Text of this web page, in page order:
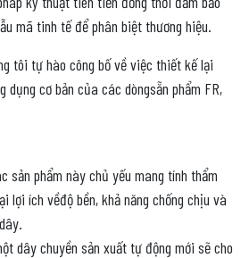
mã tinh tế để phân biệt thương hiệu.
tôi tự hào công bố về việc thiết kế lại
dụng cơ bản của các dòngsẵn phẩm FR,
sản phẩm này chủ yếu mang tính thẩm
lợi ích vềđộ bền, khả năng chống chịu và
dây chuyền sản xuất tự động mới sẽ cho